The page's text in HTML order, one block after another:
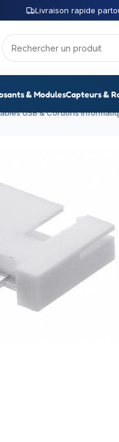
Livraison rapide
& ModulesCapteurs &
USB & Cordons